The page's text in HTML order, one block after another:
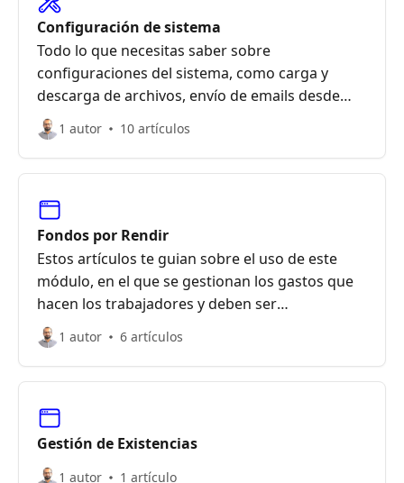
Configuración de sistema
Todo lo que necesitas saber sobre
configuraciones del sistema, como carga y
descarga de archivos, envío de emails desde
Gael Cloud, parametrizaciones de usuarios,
módulos y más
1 autor 10 artículos
Fondos por Rendir
Estos artículos te guian sobre el uso de este
módulo, en el que se gestionan los gastos que
hacen los trabajadores y deben ser
reembolsados por la empresa
1 autor 6 artículos
Gestión de Existencias
1 autor 1 artículo